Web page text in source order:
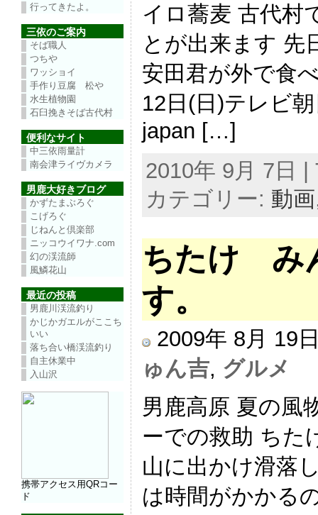
行ってきたよ。
三依のご案内
そば職人
つちや
ワッショイ
手作り豆腐 松や
水生植物園
石臼挽きそば古代村
便利なサイト
中三依雨量計
南会津ライヴカメラ
男鹿大好きブログ
かずたまぶろぐ
こげろぐ
じねんと倶楽部
ニッコウイワナ.com
幻の渓流師
風鱗花山
最近の投稿
男鹿川渓流釣り
かじかガエルがここち
いい
落ち合い橋渓流釣り
自主休業中
入山沢
携帯アクセス用QRコー
ド
イロ蕎麦 古代村
とが出来ます 先
安田君が外で食
12日(日)テレビ
japan […]
2010年 9月 7日
カテゴリー: 動画
ちたけ み
す。
2009年 8月 19
ゅん吉, グルメ
男鹿高原 夏の風
ーでの救助 ちた
山に出かけ滑落
は時間がかかる